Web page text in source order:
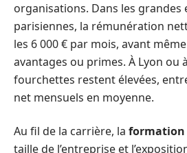
organisations. Dans les grandes
parisiennes, la rémunération
les 6 000 € par mois, avant
avantages ou primes. À Lyon ou
fourchettes restent élevées,
net mensuels en moyenne.
Au fil de la carrière, la formation
taille de l’entreprise et